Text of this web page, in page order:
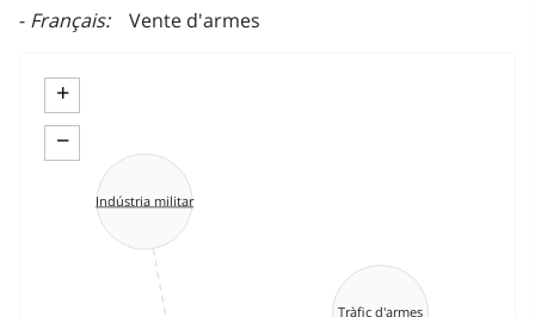
Français
Vente d'armes
+
−
Tràfic d'armes
Indústria militar